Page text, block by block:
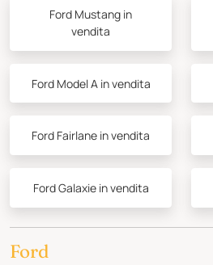
Ford Mustang in
vendita
Ford Model A in vendita
Ford Fairlane in vendita
Ford Galaxie in vendita
Ford